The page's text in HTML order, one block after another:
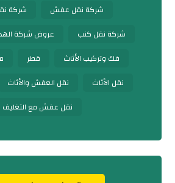
شركة نقل عفش
شركة
شركة نقل كنب
عروض شركة
فك وتركيب الأثاث
قطر
نقل الأثاث
نقل العفش والأثاث
نقل عفش مع التغليف